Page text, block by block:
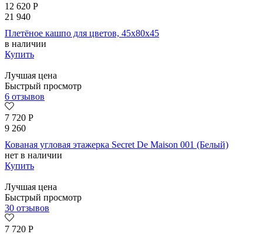
12 620 Р
21 940
Плетёное кашпо для цветов, 45x80x45
в наличии
Купить
Лучшая цена
Быстрый просмотр
6 отзывов
7 720 Р
9 260
Кованая угловая этажерка Secret De Maison 001 (Белый)
нет в наличии
Купить
Лучшая цена
Быстрый просмотр
30 отзывов
7 720 Р